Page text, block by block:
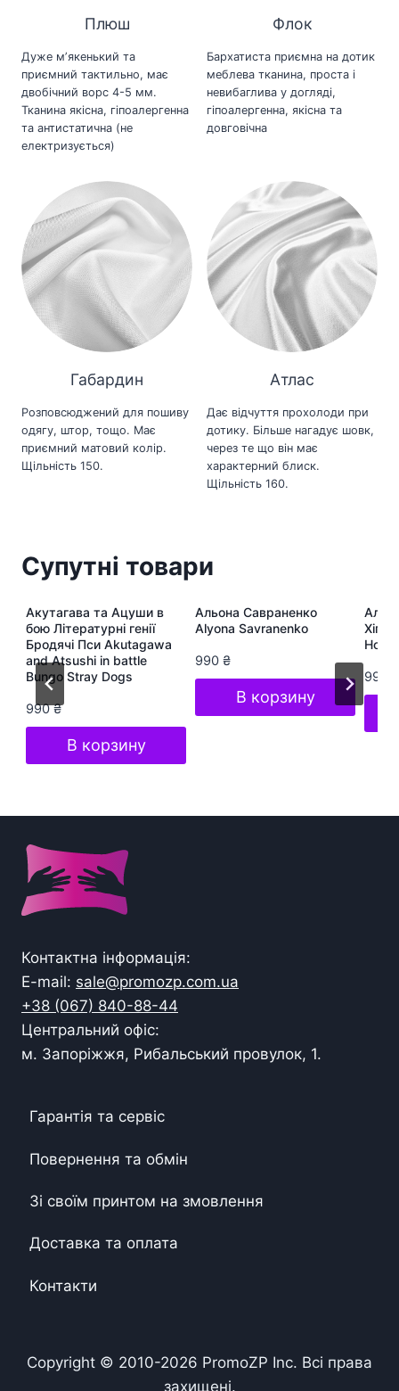
Плюш
Дуже мʼякенький та
приємний тактильно, має
двобічний ворс 4-5 мм.
Тканина якісна, гіпоалергенна
та антистатична (не
електризується)
Флок
Бархатиста приємна на дотик
меблева тканина, проста і
невибаглива у догляді,
гіпоалергенна, якісна та
довговічна
Габардин
Розповсюджений для пошиву
одягу, штор, тощо. Має
приємний матовий колір.
Щільність 150.
Атлас
Дає відчуття прохолоди при
дотику. Більше нагадує шовк,
через те що він має
характерний блиск.
Щільність 160.
Супутні товари
Акутагава та Ацуши в
бою Літературні генії
Бродячі Пси Akutagawa
and Atsushi in battle
Bungo Stray Dogs
990₴
В корзину
Альона Савраненко
Alyona Savranenko
990 ₴
В корзину
Хіп-
Hop
990
Контактна інформація:
E-mail: sale@promozp.com.ua
+38 (067) 840-88-44
Центральний офіс:
м. Запоріжжя, Рибальський провулок, 1.
Гарантія та сервіс
Повернення та обмін
Зі своїм принтом на змовлення
Доставка та оплата
Контакти
Copyright © 2010-2026 PromoZP Inc. Всі права
захищені.